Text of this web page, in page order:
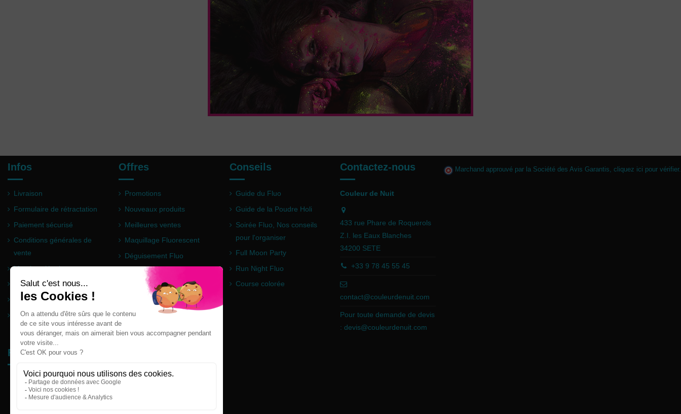
Infos
Livraison
Formulaire de rétractation
Paiement sécurisé
Conditions générales de
vente
Mentions légales
Questions fréquentes
Partenaires
Plan du site
Offres
Promotions
Nouveaux produits
Meilleures ventes
Maquillage Fluorescent
Déguisement Fluo
Poudre Holi
Conseils
Guide du Fluo
Guide de la Poudre Holi
Soirée Fluo, Nos conseils
pour l'organiser
Full Moon Party
Run Night Fluo
Course colorée
Contactez-nous
Couleur de Nuit
433 rue Phare de Roquerols
Z.I. les Eaux Blanches
34200 SETE
+33 9 78 45 55 45
contact@couleurdenuit.com
Pour toute demande de devis
:devis@couleurdenuit.com
Marchand approuvé par la Société des Avis Garantis, cliquez ici pour vérifier.
Follow us